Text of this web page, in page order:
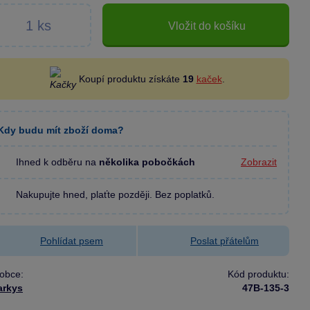
Vložit do košíku
Koupí produktu získáte 19 kaček.
budu mít zboží doma?
Ihned k odběru na několika pobočkách Zobrazit
Nakupujte hned, plaťte později. Bez poplatků.
Pohlídat psem Poslat přátelům
Kód produktu:
47B-135-3